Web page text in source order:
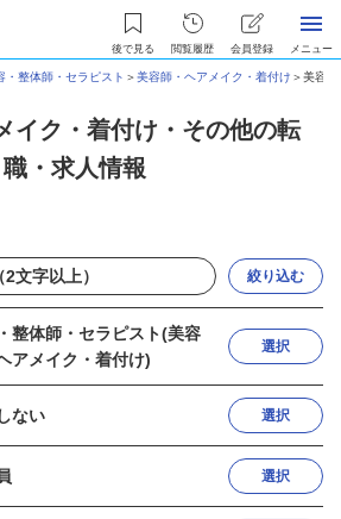
後で見る 閲覧履歴 会員登録 メニュー
・整体師・セラピスト ＞美容師・ヘアメイク・着付け ＞美容師
イク・着付け・その他の転
職・求人情報
絞り込む
整体師・セラピスト(美容
アメイク・着付け)
選択
ない 選択
選択